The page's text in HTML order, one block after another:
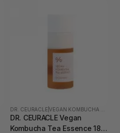
DR. CEURACLE |
DR. CEURACLE Vegan
Kombucha Tea Essence 18